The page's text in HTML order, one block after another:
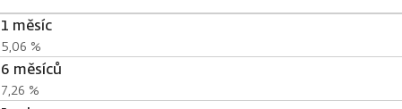
1 měsíc
5,06 %
6 měsíců
7,26 %